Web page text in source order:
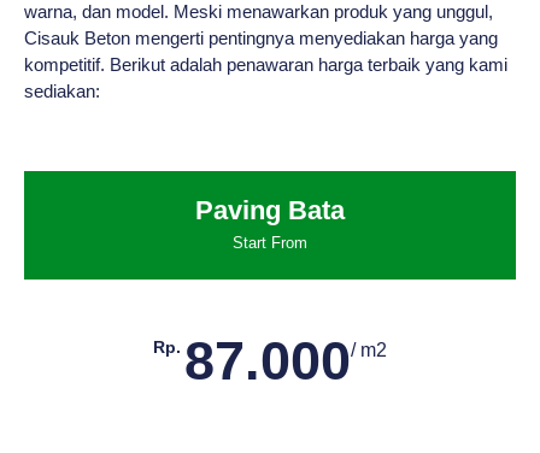
warna, dan model. Meski menawarkan produk yang unggul,
Cisauk Beton mengerti pentingnya menyediakan harga yang
kompetitif. Berikut adalah penawaran harga terbaik yang kami
sediakan:
Paving Bata
Start From
Rp. 87.000/ m2